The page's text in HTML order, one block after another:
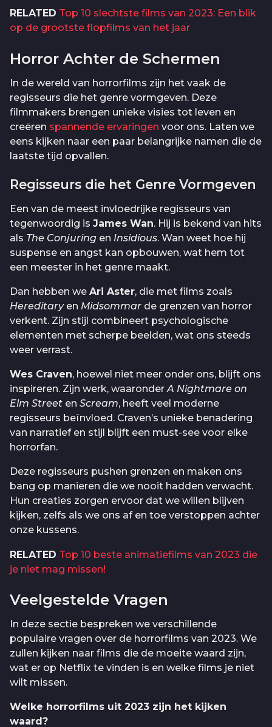
RELATED Top 10 slechtste films van 2023: Een blik
op de grootste flopfilms van het jaar
Horror Achter de Schermen
In de wereld van horrorfilms zijn het vaak de
regisseurs die het genre vormgeven. Deze
filmmakers brengen unieke visies tot leven en
creëren spannende ervaringen voor ons. Laten we
eens kijken naar een paar belangrijke namen die de
laatste tijd opvallen.
Regisseurs die het Genre Vormgeven
Een van de meest invloedrijke regisseurs van
tegenwoordig is James Wan. Hij is bekend van hits
als The Conjuring en Insidious. Wan weet hoe hij
suspense en angst kan opbouwen, wat hem tot
een meester in het genre maakt.
Dan hebben we Ari Aster, die met films zoals
Hereditaryen Midsommar de grenzen van horror
verkent. Zijn stijl combineert psychologische
elementen met scherpe beelden, wat ons steeds
weer verrast.
Wes Craven, hoewel niet meer onder ons, blijft ons
inspireren. Zijn werk, waaronderA Nightmare on
Elm Street en Scream, heeft veel moderne
regisseurs beïnvloed. Craven’s unieke benadering
van narratief en stijl blijft een must-see voor elke
horrorfan.
Deze regisseurs pushen grenzen en maken ons
bang op manieren die we nooit hadden verwacht.
Hun creaties zorgen ervoor dat we willen blijven
kijken, zelfs als we ons af en toe verstoppen achter
onze kussens.
RELATED Top 10 beste animatiefilms van 2023 die
je niet mag missen!
Veelgestelde Vragen
In deze sectie bespreken we verschillende
populaire vragen over de horrorfilms van 2023. We
zullen kijken naar films die de moeite waard zijn,
wat er op Netflix te vinden is en welke films je niet
wilt missen.
Welke horrorfilms uit 2023 zijn het kijken
waard?